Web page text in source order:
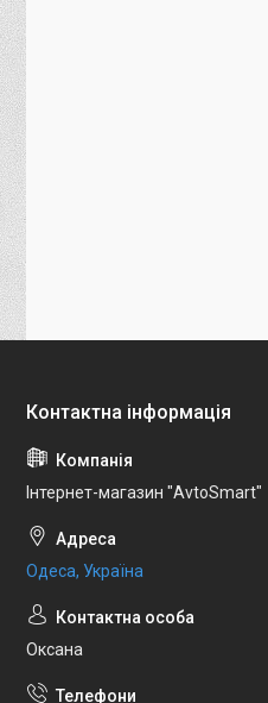
Інтернет-магазин "AvtoSmart"
Одеса, Україна
Оксана